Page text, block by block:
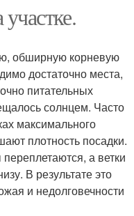
обширную корневую
достаточно места,
питательных
солнцем. Часто
максимального
плотность посадки.
а ветки
В результате это
и недолговечности